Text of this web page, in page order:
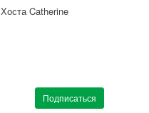
Хоста Catherine
Подписаться